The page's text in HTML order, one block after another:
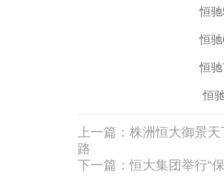
恒
恒
恒
恒
上一篇：株洲恒大御景
路
下一篇：恒大集团举行“